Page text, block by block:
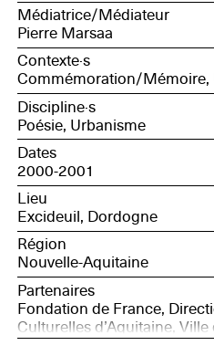
Médiatrice/Médiateur
Pierre Marsaa
Contexte·s
Commémoration/Mémoire,
Discipline·s
Poésie, Urbanisme
Dates
2000-2001
Lieu
Excideuil, Dordogne
Région
Nouvelle-Aquitaine
Partenaires
Fondation de France,
Culturelles d’Aquitaine, Ville
dépôts et consignations,